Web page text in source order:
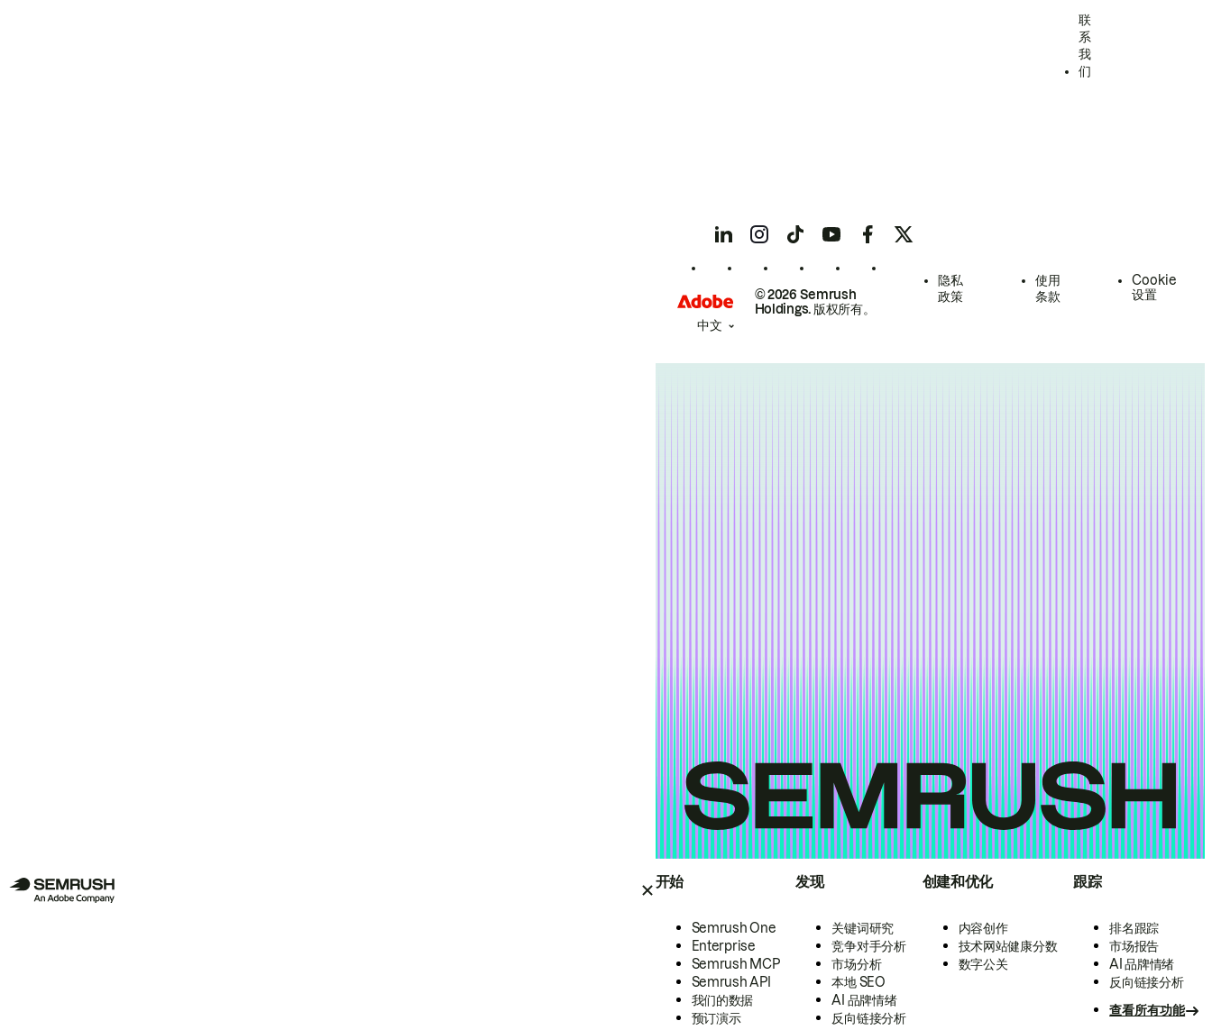
开始
Semrush One
Enterprise
Semrush MCP
Semrush API
我们的数据
预订演示
发现
关键词研究
竞争对手分析
市场分析
本地 SEO
AI 品牌情绪
反向链接分析
创建和优化
内容创作
技术网站健康分数
数字公关
跟踪
排名跟踪
市场报告
AI 品牌情绪
反向链接分析
查看所有功能
联
系
我
们
© 2026 Semrush
Holdings. 版权所有。
隐私
政策
使用
条款
Cookie
设置
中文